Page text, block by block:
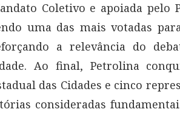
Coletivo e apoiada pelo
uma das mais votadas
a relevância do
Ao final, Petrolina
das Cidades e cinco
consideradas